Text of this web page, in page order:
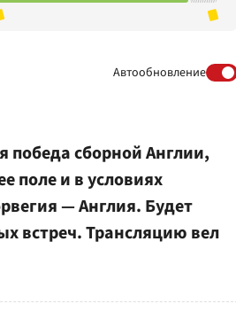
Автообновление
победа сборной Англии,
поле и в условиях
— Англия. Будет
встреч. Трансляцию вел